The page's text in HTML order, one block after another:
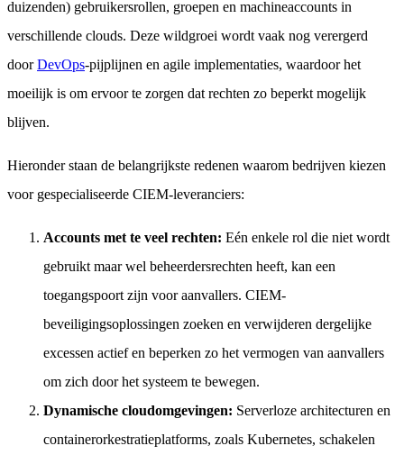
duizenden) gebruikersrollen, groepen en machineaccounts in
verschillende clouds. Deze wildgroei wordt vaak nog verergerd
doorDevOps-pijplijnen en agile implementaties, waardoor het
moeilijk is om ervoor te zorgen dat rechten zo beperkt mogelijk
blijven.
Hieronder staan de belangrijkste redenen waarom bedrijven kiezen
voor gespecialiseerde CIEM-leveranciers:
Accounts met te veel rechten: Eén enkele rol die niet wordt
gebruikt maar wel beheerdersrechten heeft, kan een
toegangspoort zijn voor aanvallers. CIEM-
beveiligingsoplossingen zoeken en verwijderen dergelijke
excessen actief en beperken zo het vermogen van aanvallers
om zich door het systeem te bewegen.
Dynamische cloudomgevingen: Serverloze architecturen en
containerorkestratieplatforms, zoals Kubernetes, schakelen